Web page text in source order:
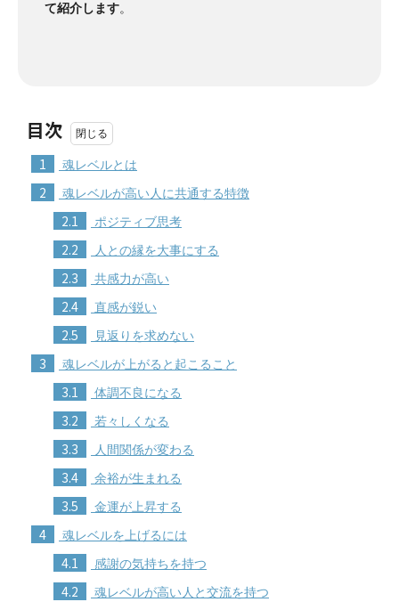
て紹介します。
目次
1 魂レベルとは
2 魂レベルが高い人に共通する特徴
2.1 ポジティブ思考
2.2 人との縁を大事にする
2.3 共感力が高い
2.4 直感が鋭い
2.5 見返りを求めない
3 魂レベルが上がると起こること
3.1 体調不良になる
3.2 若々しくなる
3.3 人間関係が変わる
3.4 余裕が生まれる
3.5 金運が上昇する
4 魂レベルを上げるには
4.1 感謝の気持ちを持つ
4.2 魂レベルが高い人と交流を持つ